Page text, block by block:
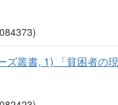
ズ叢書, 1) 「貧困者の現